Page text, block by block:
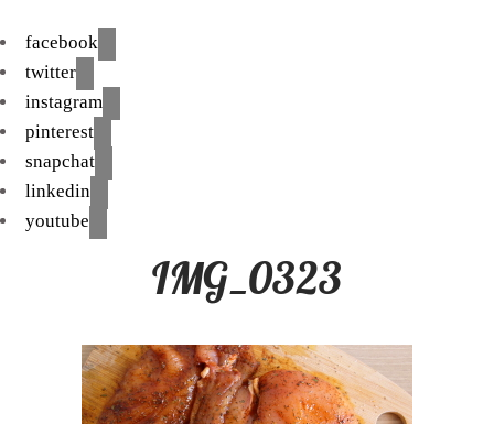
facebook
twitter
instagram
pinterest
snapchat
linkedin
youtube
IMG_0323